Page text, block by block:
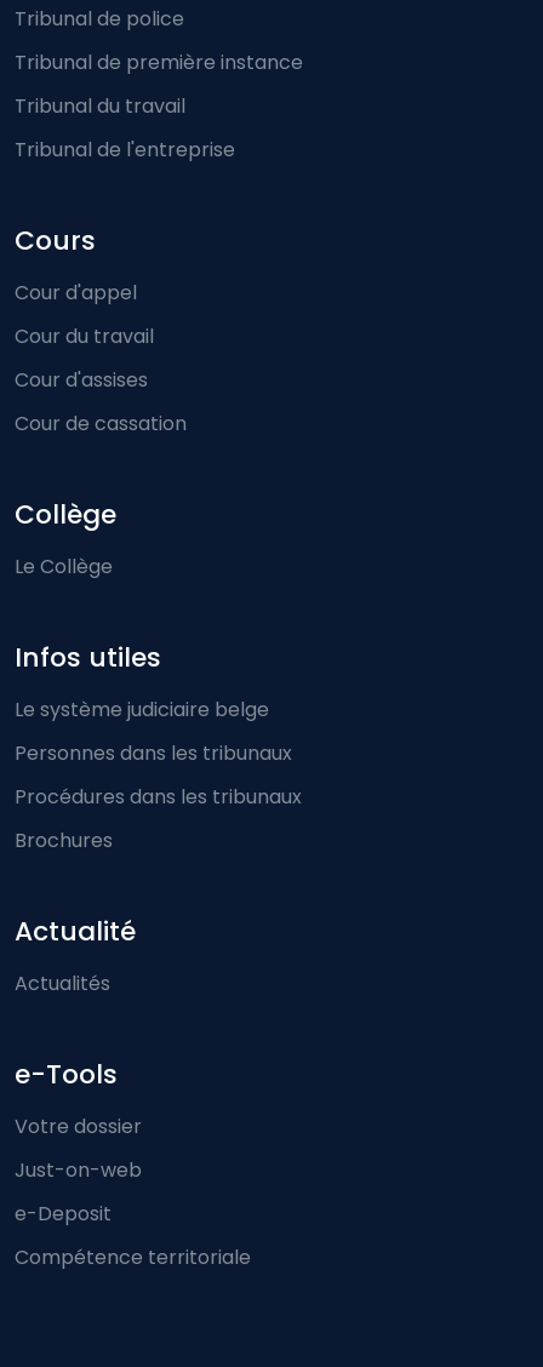
Tribunal de police
Tribunal de première instance
Tribunal du travail
Tribunal de l'entreprise
Cours
Cour d'appel
Cour du travail
Cour d'assises
Cour de cassation
Collège
Le Collège
Infos utiles
Le système judiciaire belge
Personnes dans les tribunaux
Procédures dans les tribunaux
Brochures
Actualité
Actualités
e-Tools
Votre dossier
Just-on-web
e-Deposit
Compétence territoriale